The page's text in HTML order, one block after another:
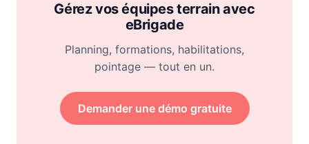
Gérez vos équipes terrain avec
eBrigade
Planning, formations, habilitations,
pointage — tout en un.
Demander une démo gratuite